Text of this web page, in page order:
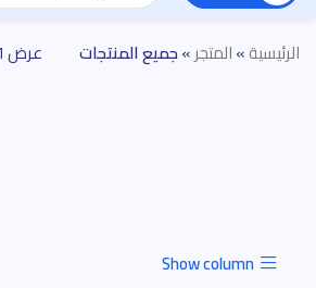
الرئيسية»المتجر»جميع المنتجات عرض 1–24 من أصل 102 نتيجة
Show column